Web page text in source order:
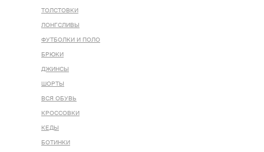
ТОЛСТОВКИ
ЛОНГСЛИВЫ
ФУТБОЛКИ И ПОЛО
БРЮКИ
ДЖИНСЫ
ШОРТЫ
ВСЯ ОБУВЬ
КРОССОВКИ
КЕДЫ
БОТИНКИ